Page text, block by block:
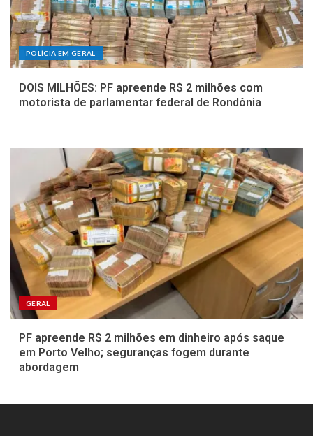
POLÍCIA EM GERAL
DOIS MILHÕES: PF apreende R$ 2 milhões com
motorista de parlamentar federal de Rondônia
GERAL
PF apreende R$ 2 milhões em dinheiro após saque
em Porto Velho; seguranças fogem durante
abordagem